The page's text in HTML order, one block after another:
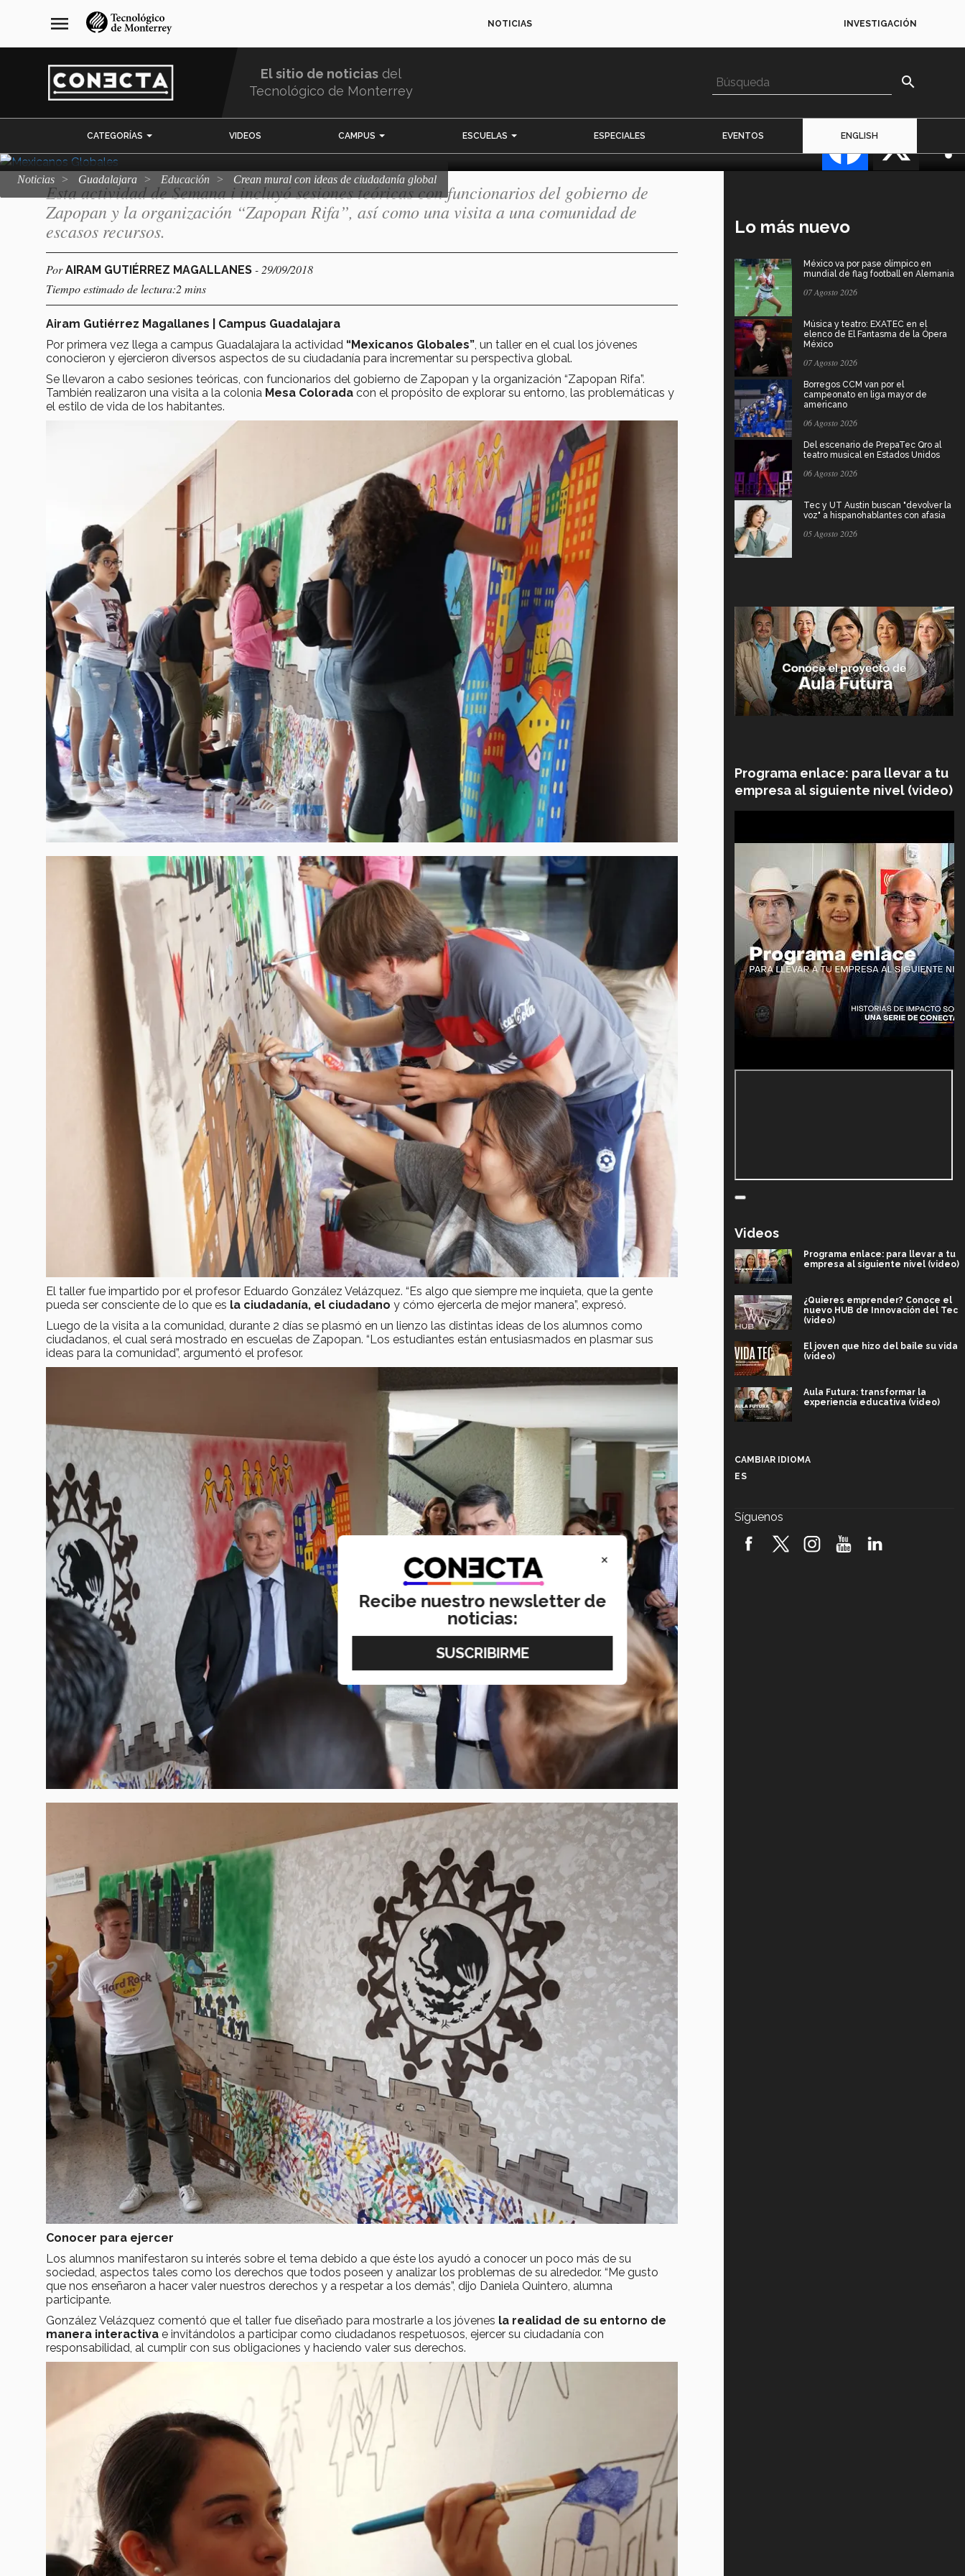
navegación
principal
menu NOTICIAS INVESTIGACIÓN
El sitio de noticias del
Tecnológico de Monterrey
search
CATEGORÍAS VIDEOS CAMPUS ESCUELAS ESPECIALES EVENTOS ENGLISH
Noticias Guadalajara Educación Crean mural con ideas de ciudadanía global
Crean mural con ideas de ciudadanía
global
Esta actividad de Semana i incluyó sesiones teóricas con funcionarios del gobierno de
Zapopan y la organización “Zapopan Rifa”, así como una visita a una comunidad de
escasos recursos.
PorAIRAM GUTIÉRREZ MAGALLANES - 29/09/2018
Tiempo estimado de lectura:2 mins
Airam Gutiérrez Magallanes | Campus Guadalajara
Por primera vez llega a campus Guadalajara la actividad “Mexicanos Globales”, un taller en el cual los jóvenes
conocieron y ejercieron diversos aspectos de su ciudadanía para incrementar su perspectiva global.
Se llevaron a cabo sesiones teóricas, con funcionarios del gobierno de Zapopan y la organización “Zapopan Rifa”.
También realizaron una visita a la colonia Mesa Colorada con el propósito de explorar su entorno, las problemáticas y
el estilo de vida de los habitantes.
El taller fue impartido por el profesor Eduardo González Velázquez. “Es algo que siempre me inquieta, que la gente
pueda ser consciente de lo que es la ciudadanía, el ciudadano y cómo ejercerla de mejor manera”, expresó.
Luego de la visita a la comunidad, durante 2 días se plasmó en un lienzo las distintas ideas de los alumnos como
ciudadanos, el cual será mostrado en escuelas de Zapopan. “Los estudiantes están entusiasmados en plasmar sus
ideas para la comunidad”, argumentó el profesor.
Conocer para ejercer
Los alumnos manifestaron su interés sobre el tema debido a que éste los ayudó a conocer un poco más de su
sociedad, aspectos tales como los derechos que todos poseen y analizar los problemas de su alrededor. “Me gusto
que nos enseñaron a hacer valer nuestros derechos y a respetar a los demás”, dijo Daniela Quintero, alumna
participante.
González Velázquez comentó que el taller fue diseñado para mostrarle a los jóvenes la realidad de su entorno de
manera interactiva e invitándolos a participar como ciudadanos respetuosos, ejercer su ciudadanía con
responsabilidad, al cumplir con sus obligaciones y haciendo valer sus derechos.
Lo más nuevo
México va por pase olímpico en
mundial de flag football en Alemania
07 Agosto 2026
Música y teatro: EXATEC en el
elenco de El Fantasma de la Ópera
México
07 Agosto 2026
Borregos CCM van por el
campeonato en liga mayor de
americano
06 Agosto 2026
Del escenario de PrepaTec Qro al
teatro musical en Estados Unidos
06 Agosto 2026
Tec y UT Austin buscan "devolver la
voz" a hispanohablantes con afasia
05 Agosto 2026
Programa enlace: para llevar a tu
empresa al siguiente nivel (video)
Videos
Programa enlace: para llevar a tu
empresa al siguiente nivel (video)
¿Quieres emprender? Conoce el
nuevo HUB de Innovación del Tec
(video)
El joven que hizo del baile su vida
(video)
Aula Futura: transformar la
experiencia educativa (video)
robótica FIRST 2026! (video)
CAMBIAR IDIOMA
ES
Síguenos
×
Recibe nuestro newsletter de
noticias: